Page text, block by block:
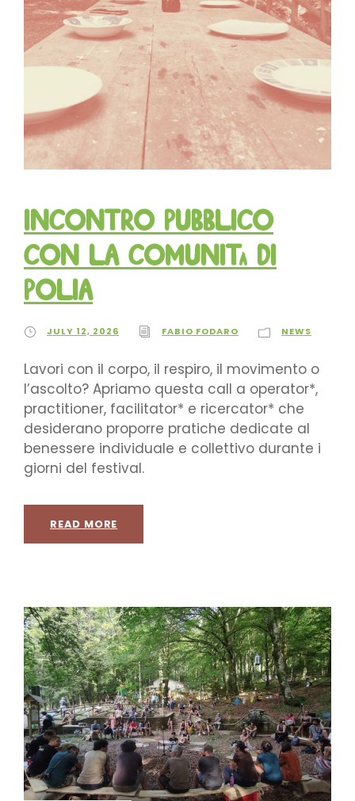
Incontro pubblico
con la comunità di
Polia
JULY 12, 2026 FABIO FODARO NEWS
Lavori con il corpo, il respiro, il movimento o
l’ascolto? Apriamo questa call a operator*,
practitioner, facilitator* e ricercator* che
desiderano proporre pratiche dedicate al
benessere individuale e collettivo durante i
giorni del festival.
READ MORE